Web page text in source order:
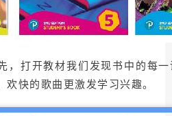
，打开教材我们发现书中的每
快的歌曲更激发学习兴趣。